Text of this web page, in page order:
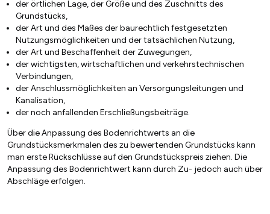
der örtlichen Lage, der Größe und des Zuschnitts des
Grundstücks,
der Art und des Maßes der baurechtlich festgesetzten
Nutzungsmöglichkeiten und der tatsächlichen Nutzung,
der Art und Beschaffenheit der Zuwegungen,
der wichtigsten, wirtschaftlichen und verkehrstechnischen
Verbindungen,
der Anschlussmöglichkeiten an Versorgungsleitungen und
Kanalisation,
der noch anfallenden Erschließungsbeiträge.
Über die Anpassung des Bodenrichtwerts an die
Grundstücksmerkmalen des zu bewertenden Grundstücks kann
man erste Rückschlüsse auf den Grundstückspreis ziehen. Die
Anpassung des Bodenrichtwert kann durch Zu- jedoch auch über
Abschläge erfolgen.